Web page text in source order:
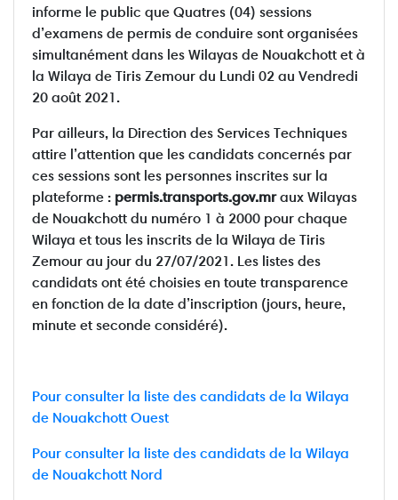
informe le public que Quatres (04) sessions
d’examens de permis de conduire sont organisées
simultanément dans les Wilayas de Nouakchott et à
la Wilaya de Tiris Zemour du Lundi 02 au Vendredi
20 août 2021.
Par ailleurs, la Direction des Services Techniques
attire l’attention que les candidats concernés par
ces sessions sont les personnes inscrites sur la
plateforme : permis.transports.gov.mraux Wilayas
de Nouakchott du numéro 1 à 2000 pour chaque
Wilaya et tous les inscrits de la Wilaya de Tiris
Zemour au jour du 27/07/2021. Les listes des
candidats ont été choisies en toute transparence
en fonction de la date d’inscription (jours, heure,
minute et seconde considéré).
Pour consulter la liste des candidats de la Wilaya
de Nouakchott Ouest
Pour consulter la liste des candidats de la Wilaya
de Nouakchott Nord